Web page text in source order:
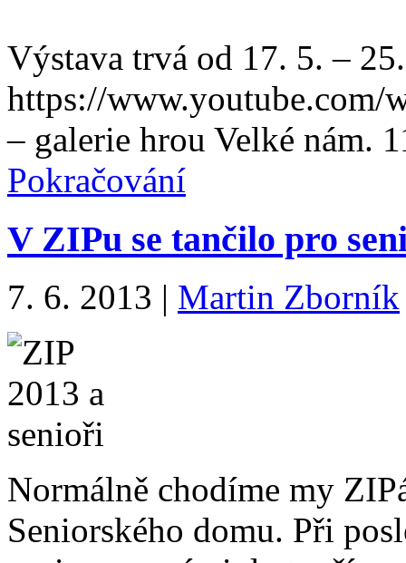
Výstava trvá od 17. 5. –
https://www.youtube.com/
– galerie hrou Velké nám.
Pokračování
V ZIPu se tančilo pro
7. 6. 2013 | Martin Zborník
Normálně chodíme my
Seniorského domu. Při